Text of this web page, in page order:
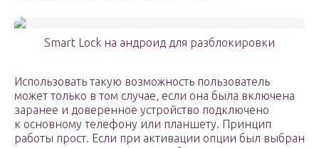
Smart Lock на андроид для разблокировки
Использовать такую возможность пользователь
может только в том случае, если она была включена
заранее и доверенное устройство подключено
к основному телефону или планшету. Принцип
работы прост. Если при активации опции был выбран